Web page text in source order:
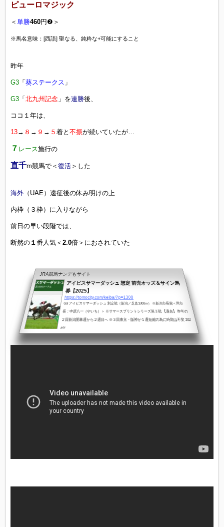
ピューロマジック
＜ 単勝460円❷＞
※馬名意味：[西語] 聖なる、純粋な+可能にすること
昨年
G3 「 葵ステークス 」
G3 「 北九州記念 」を連勝後、
ココ１年は、
13→ ８ → ９ → ５ 着と 不振が続いていたが…
７ レース施行の
直千m競馬で＜ 復活 ＞した
海外 （UAE）遠征後の休み明けの上
内枠（３枠）に入りながら
前日の早い段階では、
断然の １番人気＜ 2.0倍＞におされていた
JRA競馬ナンデもサイト
アイビスサマーダッシュ 想定 前売オッズ＆サイン馬
券【2025】
https://tomocity.com/keiba/?p=1308
G3 アイビスサマーダッシュ 別定戦（新潟／芝直1000m） ※新潟市長賞＜同市
長：中原八一（やいち）＞ ※サマースプリントシリーズ第３戦 【過去】 昨年の
２回新潟開幕週から２週目へ ※３回東京・阪神が１週短縮の為に時期は不変 202
4年